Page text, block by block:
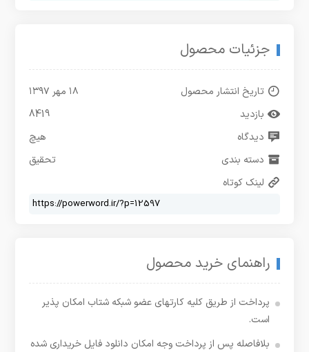
جزئیات محصول
تاریخ انتشار محصول
۱۸ مهر ۱۳۹۷
بازدید
8419
دیدگاه
هیچ
دسته بندی
تحقیق
لینک کوتاه
راهنمای خرید محصول
پرداخت از طریق کلیه کارتهای عضو شبکه شتاب امکان پذیر
است.
بلافاصله پس از پرداخت وجه امکان دانلود فایل خریداری شده